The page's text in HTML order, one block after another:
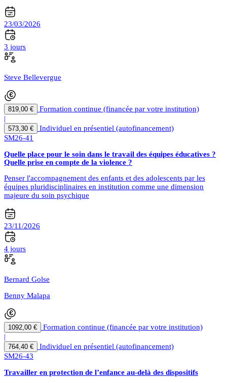
23/03/2026
3 jours
Steve Bellevergue
819,00 €
Formation continue (financée par votre institution)
|
573,30 €
Individuel en présentiel (autofinancement)
SM26-41
Quelle place pour le soin dans le travail des équipes éducatives ?
Quelle prise en compte de la violence ?
Penser l'accompagnement des enfants et des adolescents par les
équipes pluridisciplinaires en institution comme une dimension
majeure du soin psychique
23/11/2026
4 jours
Bernard Golse
Benny Malapa
1092,00 €
Formation continue (financée par votre institution)
|
764,40 €
Individuel en présentiel (autofinancement)
SM26-43
Travailler en protection de l’enfance au-delà des dispositifs